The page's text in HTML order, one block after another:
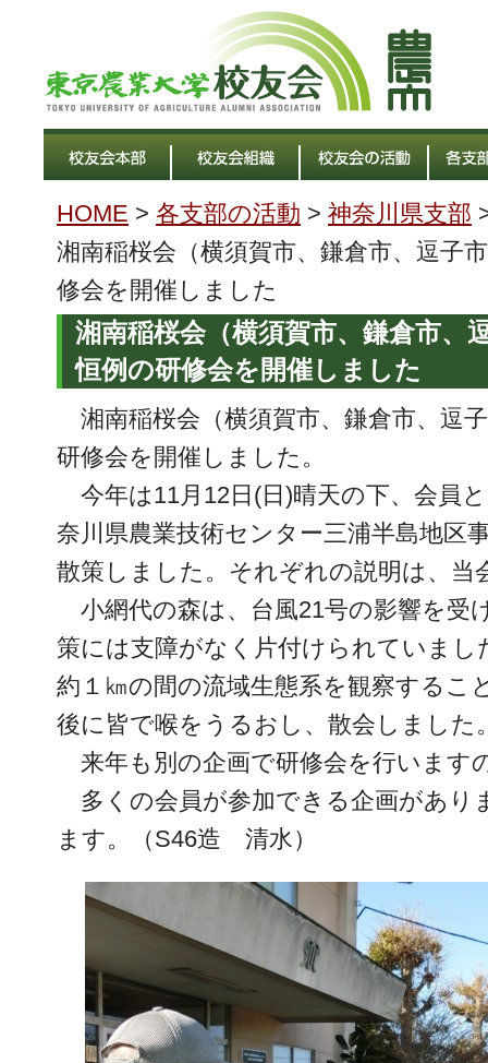
HOME > 各支部の活動 > 神奈川県支部
湘南稲桜会（横須賀市、鎌倉市、逗子
修会を開催しました
湘南稲桜会（横須賀市、鎌倉市、
恒例の研修会を開催しました
湘南稲桜会（横須賀市、鎌倉市、逗
研修会を開催しました。
今年は11月12日(日)晴天の下、会員
奈川県農業技術センター三浦半島地区
散策しました。それぞれの説明は、当
小網代の森は、台風21号の影響を受
策には支障がなく片付けられていま
約１㎞の間の流域生態系を観察するこ
後に皆で喉をうるおし、散会しました
来年も別の企画で研修会を行います
多くの会員が参加できる企画があり
ます。（S46造 清水）